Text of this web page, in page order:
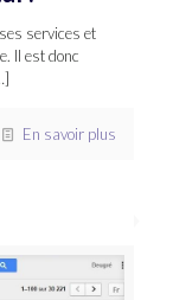
services et
Il est donc
En savoir plus